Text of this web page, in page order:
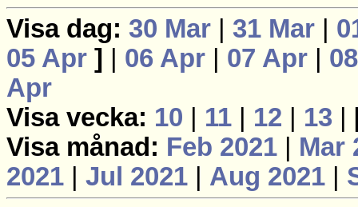
Visa dag: 30 Mar 31 Mar
05 Apr ] 06 Apr 07 Apr
Apr
Visa vecka: 10 11 12 13
Visa månad: Feb 2021
Mar
2021
Jul 2021 Aug 2021